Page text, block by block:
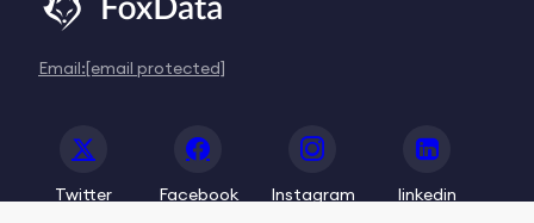
Email:[email protected]
Twitter Facebook Instagram linkedin